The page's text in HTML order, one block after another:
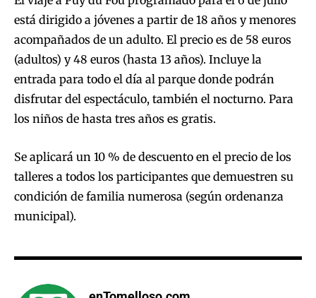
está dirigido a jóvenes a partir de 18 años y menores
acompañados de un adulto. El precio es de 58 euros
(adultos) y 48 euros (hasta 13 años). Incluye la
entrada para todo el día al parque donde podrán
disfrutar del espectáculo, también el nocturno. Para
los niños de hasta tres años es gratis.
Se aplicará un 10 % de descuento en el precio de los
talleres a todos los participantes que demuestren su
condición de familia numerosa (según ordenanza
municipal).